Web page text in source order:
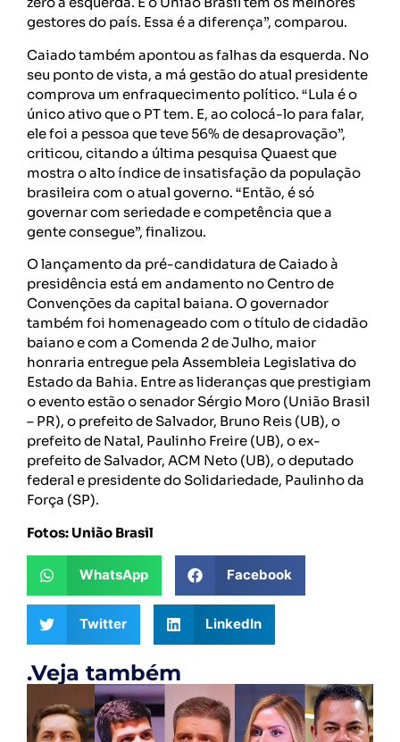
gestores do país. Essa é a diferença”, comparou.
Caiado também apontou as falhas da esquerda. No
seu ponto de vista, a má gestão do atual presidente
comprova um enfraquecimento político. “Lula é o
único ativo que o PT tem. E, ao colocá-lo para falar,
ele foi a pessoa que teve 56% de desaprovação”,
criticou, citando a última pesquisa Quaest que
mostra o alto índice de insatisfação da população
brasileira com o atual governo. “Então, é só
governar com seriedade e competência que a
gente consegue”, finalizou.
O lançamento da pré-candidatura de Caiado à
presidência está em andamento no Centro de
Convenções da capital baiana. O governador
também foi homenageado com o título de cidadão
baiano e com a Comenda 2 de Julho, maior
honraria entregue pela Assembleia Legislativa do
Estado da Bahia. Entre as lideranças que prestigiam
o evento estão o senador Sérgio Moro (União Brasil
– PR), o prefeito de Salvador, Bruno Reis (UB), o
prefeito de Natal, Paulinho Freire (UB), o ex-
prefeito de Salvador, ACM Neto (UB), o deputado
federal e presidente do Solidariedade, Paulinho da
Força (SP).
Fotos: União Brasil
WhatsApp Facebook
Twitter LinkedIn
.Veja também